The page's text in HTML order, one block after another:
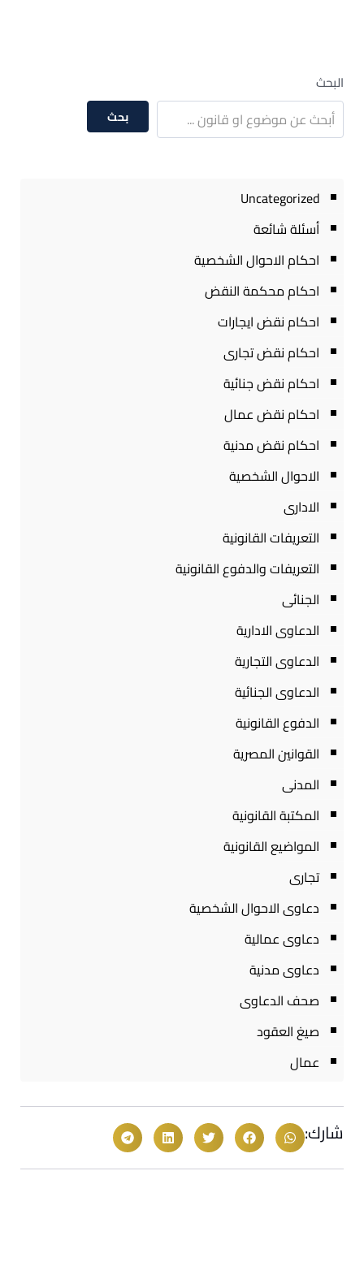
البحث
بحث
Uncategorized
أسئلة شائعة
احكام الاحوال الشخصية
احكام محكمة النقض
احكام نقض ايجارات
احكام نقض تجارى
احكام نقض جنائية
احكام نقض عمال
احكام نقض مدنية
الاحوال الشخصية
الادارى
التعريفات القانونية
التعريفات والدفوع القانونية
الجنائى
الدعاوى الادارية
الدعاوى التجارية
الدعاوى الجنائية
الدفوع القانونية
القوانين المصرية
المدنى
المكتبة القانونية
المواضيع القانونية
تجارى
دعاوى الاحوال الشخصية
دعاوى عمالية
دعاوى مدنية
صحف الدعاوى
صيغ العقود
عمال
شارك: